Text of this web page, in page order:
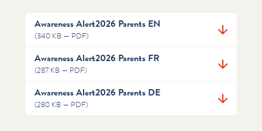
Awareness Alert2026 Parents EN
(340 KB — PDF)
Awareness Alert2026 Parents FR
(287 KB — PDF)
Awareness Alert2026 Parents DE
(280 KB — PDF)